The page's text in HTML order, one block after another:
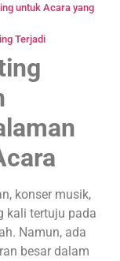
untuk Acara yang
Terjadi
konser musik,
kali tertuju pada
Namun, ada
besar dalam